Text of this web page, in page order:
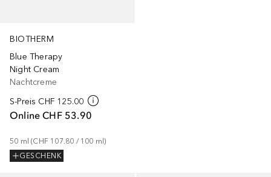
BIOTHERM
Blue Therapy
Night Cream
Nachtcreme
S-Preis CHF 125.00
Online CHF 53.90
50 ml (CHF 107.80 / 100 ml)
GESCHENK